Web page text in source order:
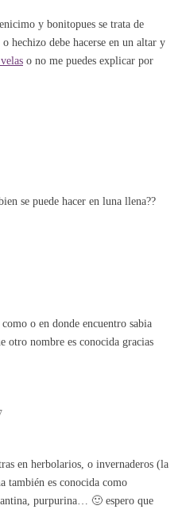
y bonitopues se trata de
hechizo debe hacerse en un altar y
o no me puedes explicar por
se puede hacer en luna llena??
o en donde encuentro sabia
otro nombre es conocida gracias
en herbolarios, o invernaderos (la
también es conocida como
purpurina… 🙂 espero que